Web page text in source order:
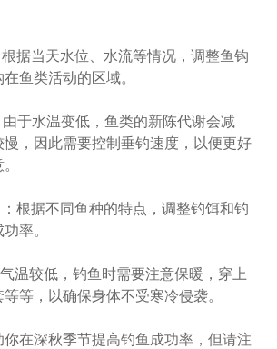
据当天水位、水流等情况，调整鱼钩
鱼类活动的区域。
于水温变低，鱼类的新陈代谢会减
，因此需要控制垂钓速度，以便更好
根据不同鱼种的特点，调整钓饵和钓
率。
温较低，钓鱼时需要注意保暖，穿上
等，以确保身体不受寒冷侵袭。
在深秋季节提高钓鱼成功率，但请注